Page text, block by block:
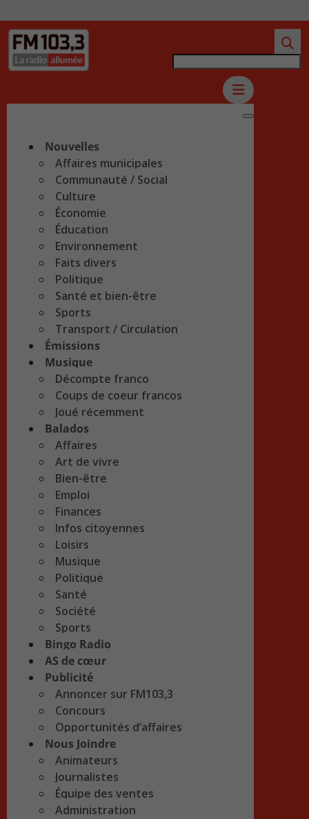
Nouvelles
Affaires municipales
Communauté / Social
Culture
Économie
Éducation
Environnement
Faits divers
Politique
Santé et bien-être
Sports
Transport / Circulation
Émissions
Musique
Décompte franco
Coups de coeur francos
Joué récemment
Balados
Affaires
Art de vivre
Bien-être
Emploi
Finances
Infos citoyennes
Loisirs
Musique
Politique
Santé
Société
Sports
Bingo Radio
AS de cœur
Publicité
Annoncer sur FM103,3
Concours
Opportunités d’affaires
Nous Joindre
Animateurs
Journalistes
Équipe des ventes
Administration